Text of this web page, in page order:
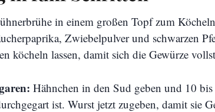
in einem großen Topf zum
Zwiebelpulver und schwarzen
köcheln lassen, damit sich die Gewürze
Hähnchen in den Sud geben und 10
ist. Wurst jetzt zugeben, damit sie